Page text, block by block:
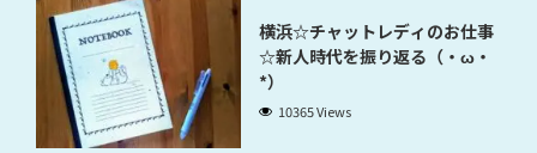
横浜☆チャットレディのお仕事
☆新人時代を振り返る（・ω・
*）
10365 Views